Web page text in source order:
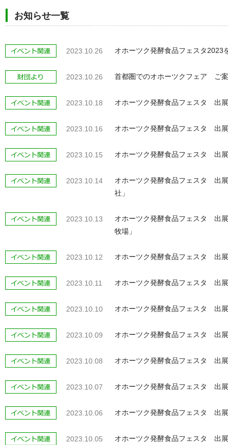
お知らせ一覧
2023.10.26 オホーツク発酵食品フェスタ2023
2023.10.26 首都圏でのオホーツクフェア ご
2023.10.18 オホーツク発酵食品フェスタ 出
2023.10.16 オホーツク発酵食品フェスタ 出
2023.10.15 オホーツク発酵食品フェスタ 出
2023.10.14
オホーツク発酵食品フェスタ 出
社」
2023.10.13
オホーツク発酵食品フェスタ 出
牧場」
2023.10.12 オホーツク発酵食品フェスタ 出
2023.10.11 オホーツク発酵食品フェスタ 出
2023.10.10 オホーツク発酵食品フェスタ 出
2023.10.09 オホーツク発酵食品フェスタ 出
2023.10.08 オホーツク発酵食品フェスタ 出
2023.10.07 オホーツク発酵食品フェスタ 出
2023.10.06 オホーツク発酵食品フェスタ 出
2023.10.05 オホーツク発酵食品フェスタ 出